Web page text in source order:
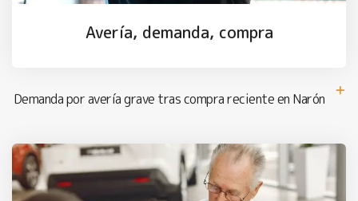
Avería, demanda, compra
Demanda por avería grave tras compra reciente en Narón